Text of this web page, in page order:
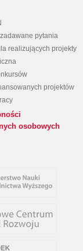
pytania
realizujących projekty
projektów
osobowych